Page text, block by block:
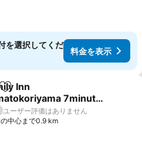
を選択してくだ
料金を表示
お気に入りに追加
Inn
7minute
From Kinte /
Nara
を表示
ユーザー評価はありません
中心まで0.9 km